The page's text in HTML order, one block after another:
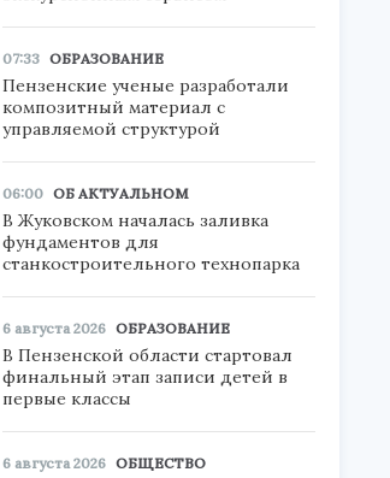
07:33 ОБРАЗОВАНИЕ
Пензенские ученые разработали
композитный материал с
управляемой структурой
06:00 ОБ АКТУАЛЬНОМ
В Жуковском началась заливка
фундаментов для
станкостроительного технопарка
6 августа 2026 ОБРАЗОВАНИЕ
В Пензенской области стартовал
финальный этап записи детей в
первые классы
6 августа 2026 ОБЩЕСТВО